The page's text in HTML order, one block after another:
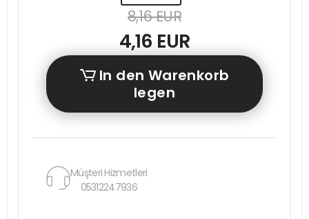
8,16 EUR
4,16 EUR
In den Warenkorb
legen
Müşteri Hizmetleri
05312247936